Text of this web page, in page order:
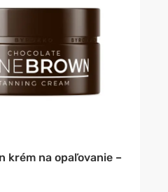
krém na opaľovanie –